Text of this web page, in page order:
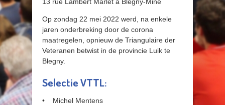
Op zondag 22 mei 2022 werd, na enkele
jaren onderbreking door de corona
maatregelen, opnieuw de Triangulaire der
Veteranen betwist in de provincie Luik te
Blegny.
Selectie VTTL:
• Michel Mentens